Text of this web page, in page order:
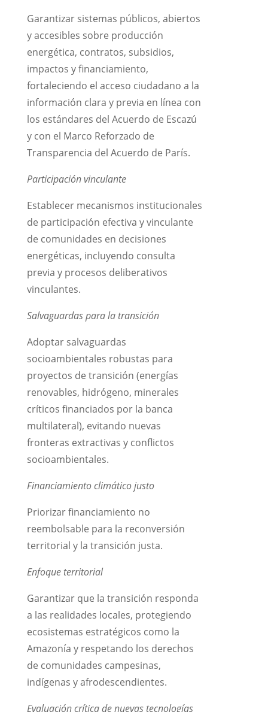
Garantizar sistemas públicos, abiertos
y accesibles sobre producción
energética, contratos, subsidios,
impactos y financiamiento,
fortaleciendo el acceso ciudadano a la
información clara y previa en línea con
los estándares del Acuerdo de Escazú
y con el Marco Reforzado de
Transparencia del Acuerdo de París.
Participación vinculante
Establecer mecanismos institucionales
de participación efectiva y vinculante
de comunidades en decisiones
energéticas, incluyendo consulta
previa y procesos deliberativos
vinculantes.
Salvaguardas para la transición
Adoptar salvaguardas
socioambientales robustas para
proyectos de transición (energías
renovables, hidrógeno, minerales
críticos financiados por la banca
multilateral), evitando nuevas
fronteras extractivas y conflictos
socioambientales.
Financiamiento climático justo
Priorizar financiamiento no
reembolsable para la reconversión
territorial y la transición justa.
Enfoque territorial
Garantizar que la transición responda
a las realidades locales, protegiendo
ecosistemas estratégicos como la
Amazonía y respetando los derechos
de comunidades campesinas,
indígenas y afrodescendientes.
Evaluación crítica de nuevas tecnologías